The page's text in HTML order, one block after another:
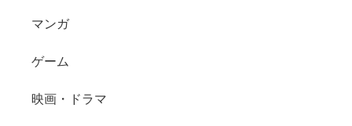
マンガ
ゲーム
映画・ドラマ